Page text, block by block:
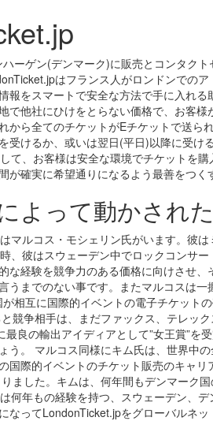
ハーゲン(デンマーク)に販売とコンタク
はフランス人がロンドンでの
報をスマートで安全な方法で手に入れ
で他社にひけをとらない価格で、お客
から全てのチケットがEチケットで送ら
受けるか、或いは翌日(平日)以降に受け
て、お客様は安全な環境でチケットを
が確実に希望通りになるよう最善をつく
よって動かされ
マルコス・モシェリン氏がいます。彼
、彼はスウェーデン中でロックコンサ
な経験を競争力のある価格に向けさせ
うまでのない事です。またマルコスは
相互に国際的イベントの電子チケット
競争相手は、まだファックス、テレッ
良の輸出アイディアとして”女王賞”
う。 マルコス同様にキム氏は、世界中
国際的イベントのチケット販売のキャ
ました。キムは、何年間もデンマーク
何年もの経験を持つ、スウェーデン、
なってLondonTicket.jpをグローバルネ